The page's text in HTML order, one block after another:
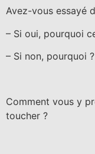
Avez-vous essayé
– Si oui, pourquoi
– Si non, pourquoi ?
Comment vous y
toucher ?